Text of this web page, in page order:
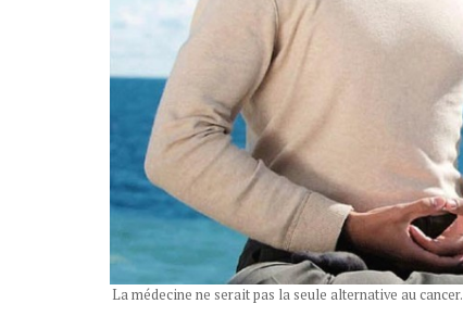
La médecine ne serait pas la seule alternative au